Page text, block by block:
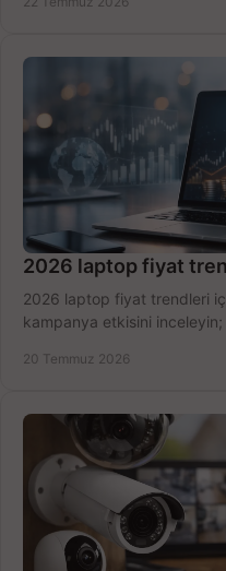
2026 laptop fiyat
2026 laptop fiyat trendleri
kampanya etkisini
20 Temmuz 2026